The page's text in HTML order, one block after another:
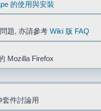
的使用與安裝
題, 亦請參考 Wiki 版 FAQ
Mozilla Firefox
件討論用